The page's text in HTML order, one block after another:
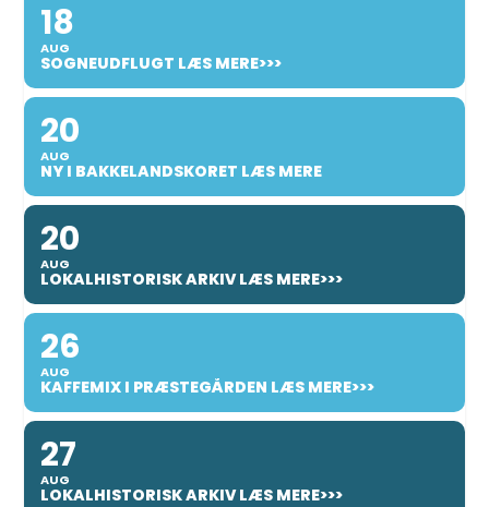
18
AUG
SOGNEUDFLUGT LÆS MERE>>>
20
AUG
NY I BAKKELANDSKORET LÆS MERE
20
AUG
LOKALHISTORISK ARKIV LÆS MERE>>>
26
AUG
KAFFEMIX I PRÆSTEGÅRDEN LÆS MERE>>>
27
AUG
LOKALHISTORISK ARKIV LÆS MERE>>>